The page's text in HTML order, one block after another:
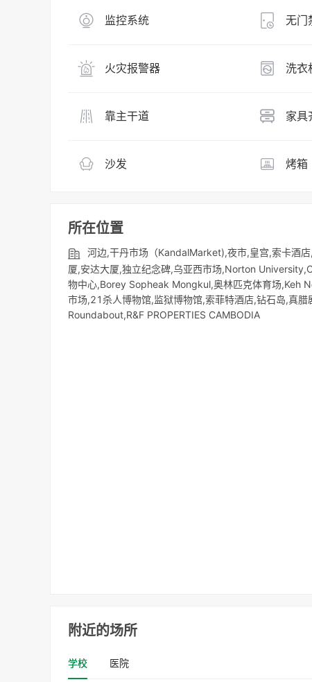
监控系统 无门
火灾报警器 洗衣
靠主干道 家具
沙发 烤箱
所在位置
河边,干丹市场（KandalMarket),夜市,皇宫,索卡酒
厦,安达大厦,独立纪念碑,乌亚西市场,Norton
物中心,Borey Sopheak Mongkul,奥林匹克体育场,Keh
市场,21杀人博物馆,监狱博物馆,索菲特酒店,钻石岛,真
Roundabout,R&F PROPERTIES CAMBODIA
附近的场所
学校 医院